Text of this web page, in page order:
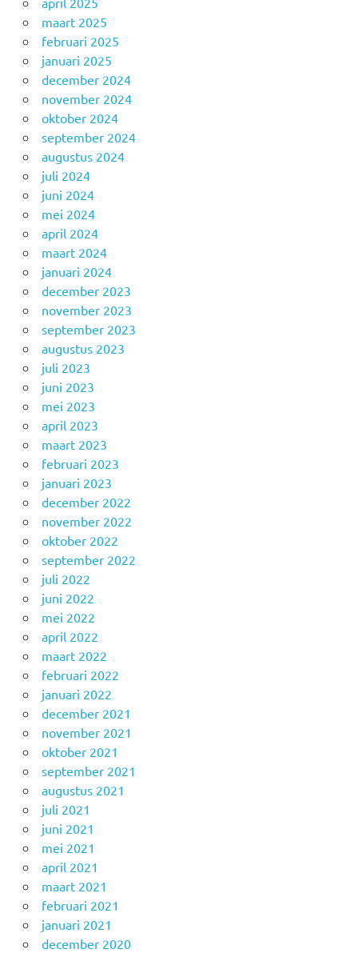
maart 2025
februari 2025
januari 2025
december 2024
november 2024
oktober 2024
september 2024
augustus 2024
juli 2024
juni 2024
mei 2024
april 2024
maart 2024
januari 2024
december 2023
november 2023
september 2023
augustus 2023
juli 2023
juni 2023
mei 2023
april 2023
maart 2023
februari 2023
januari 2023
december 2022
november 2022
oktober 2022
september 2022
juli 2022
juni 2022
mei 2022
april 2022
maart 2022
februari 2022
januari 2022
december 2021
november 2021
oktober 2021
september 2021
augustus 2021
juli 2021
juni 2021
mei 2021
april 2021
maart 2021
februari 2021
januari 2021
december 2020